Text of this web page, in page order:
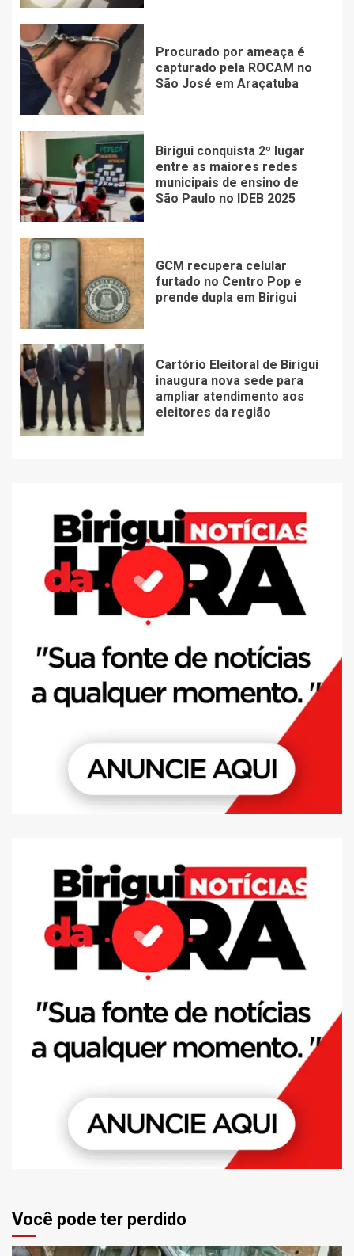
Procurado por ameaça é
capturado pela ROCAM no
São José em Araçatuba
Birigui conquista 2º lugar
entre as maiores redes
municipais de ensino de
São Paulo no IDEB 2025
GCM recupera celular
furtado no Centro Pop e
prende dupla em Birigui
Cartório Eleitoral de Birigui
inaugura nova sede para
ampliar atendimento aos
eleitores da região
Você pode ter perdido